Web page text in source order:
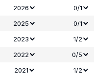
2026 0/1
2025
0/1
2023
1/2
2022 0/5
2021 1/2